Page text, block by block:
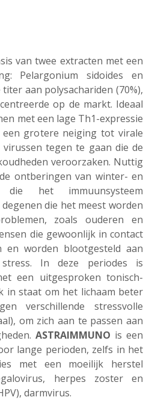
van twee extracten met een
Pelargoniumsidoides en
aan polysachariden (70%),
op de markt. Ideaal
met een lage Th1-expressie
een ​​grotere neiging tot virale
tegen te gaan die de
veroorzaken. Nuttig
ontberingen van winter- en
het immuunsysteem
die het meest worden
zoals ouderen en
die gewoonlijk in contact
worden blootgesteld aan
In deze periodes is
een uitgesproken tonisch-
in staat om het lichaam beter
verschillende stressvolle
om zich aan te passen aan
. ASTRAIMMUNO is een
lange perioden, zelfs in het
met een moeilijk herstel
herpes zoster en
darmvirus.